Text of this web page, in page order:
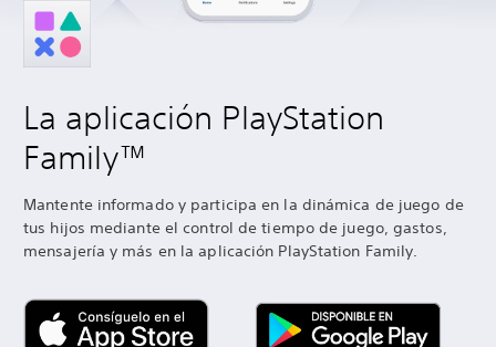
La aplicación PlayStation
Family™
Mantente informado y participa en la dinámica de juego de
tus hijos mediante el control de tiempo de juego, gastos,
mensajería y más en la aplicación PlayStation Family.